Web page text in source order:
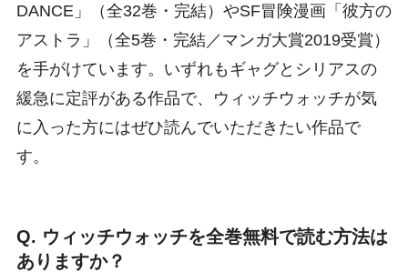
DANCE」（全32巻・完結）やSF冒険漫画「彼方の
アストラ」（全5巻・完結／マンガ大賞2019受賞）
を手がけています。いずれもギャグとシリアスの
緩急に定評がある作品で、ウィッチウォッチが気
に入った方にはぜひ読んでいただきたい作品で
す。
Q. ウィッチウォッチを全巻無料で読む方法は
ありますか？